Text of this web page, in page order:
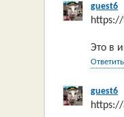
guest6
Это в
Ответить
guest6